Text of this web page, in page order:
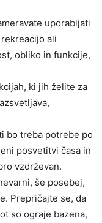
uporabljati
ali
obliko in funkcije,
ki jih želite za
bo treba potrebe po
posvetitvi časa in
vzdrževan.
še posebej,
Prepričajte se, da
so ograje bazena,